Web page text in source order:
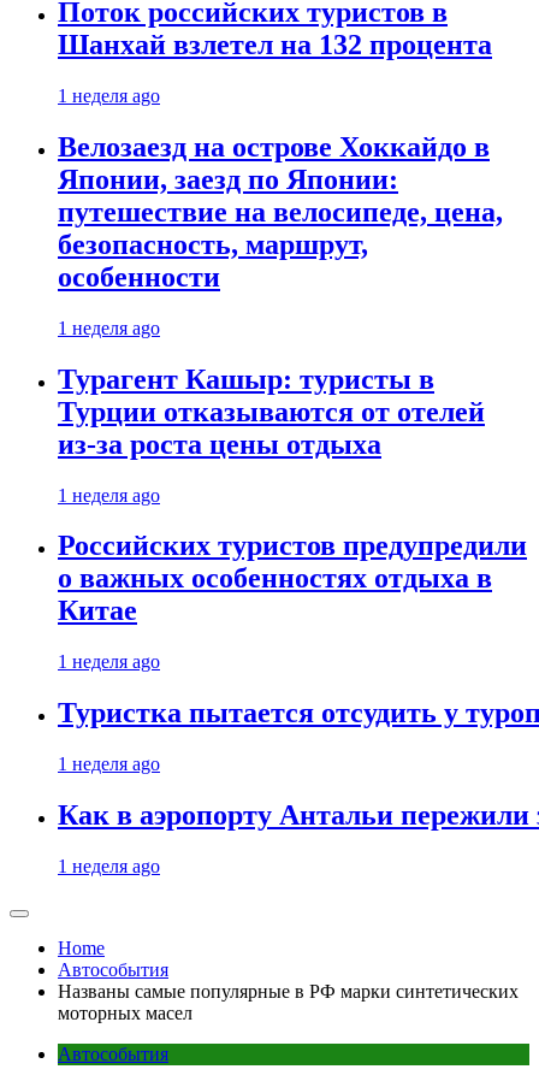
Поток российских туристов в
Шанхай взлетел на 132 процента
1 неделя ago
Велозаезд на острове Хоккайдо в
Японии, заезд по Японии:
путешествие на велосипеде, цена,
безопасность, маршрут,
особенности
1 неделя ago
Турагент Кашыр: туристы в
Турции отказываются от отелей
из-за роста цены отдыха
1 неделя ago
Российских туристов предупредили
о важных особенностях отдыха в
Китае
1 неделя ago
Туристка пытается отсудить у
1 неделя ago
Как в аэропорту Антальи
1 неделя ago
Home
Автособытия
Названы самые популярные в РФ марки синтетических
моторных масел
Автособытия